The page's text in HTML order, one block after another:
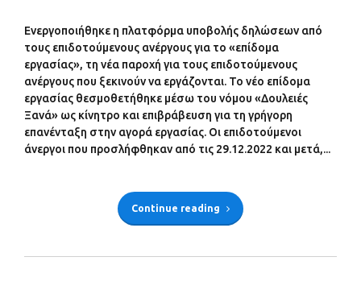
Ενεργοποιήθηκε η πλατφόρμα υποβολής δηλώσεων από
τους επιδοτούμενους ανέργους για το «επίδομα
εργασίας», τη νέα παροχή για τους επιδοτούμενους
ανέργους που ξεκινούν να εργάζονται. Το νέο επίδομα
εργασίας θεσμοθετήθηκε μέσω του νόμου «Δουλειές
Ξανά» ως κίνητρο και επιβράβευση για τη γρήγορη
επανένταξη στην αγορά εργασίας. Οι επιδοτούμενοι
άνεργοι που προσλήφθηκαν από τις 29.12.2022 και μετά,...
Continue reading